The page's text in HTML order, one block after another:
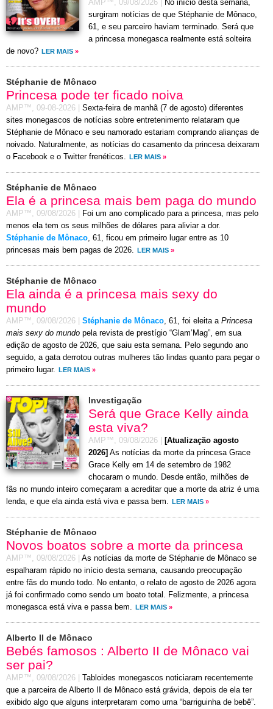
AMP™, 09/08/2026
No início desta semana,
surgiram notícias de que Stéphanie de Mônaco,
61, e seu parceiro haviam terminado. Será que
a princesa monegasca realmente está solteira
de novo? LER MAIS »
Stéphanie de Mônaco
Princesa pode ter ficado noiva
AMP™, 09-08-2026
Sexta-feira de manhã (7 de agosto) diferentes
sites monegascos de notícias sobre entretenimento relataram que
Stéphanie de Mônaco e seu namorado estariam comprando alianças de
noivado. Naturalmente, as notícias do casamento da princesa deixaram
o Facebook e o Twitter frenéticos.
LER MAIS »
Stéphanie de Mônaco
Ela é a princesa mais bem paga do mundo
AMP™, 09/08/2026
Foi um ano complicado para a princesa, mas pelo
menos ela tem os seus milhões de dólares para aliviar a dor.
Stéphanie de Mônaco, 61, ficou em primeiro lugar entre as 10
princesas mais bem pagas de 2026.
LER MAIS »
Stéphanie de Mônaco
Ela ainda é a princesa mais sexy do
mundo
AMP™, 09/08/2026 Stéphanie de Mônaco, 61, foi eleita a Princesa
mais sexy do mundo pela revista de prestígio “Glam’Mag”, em sua
edição de agosto de 2026, que saiu esta semana. Pelo segundo ano
seguido, a gata derrotou outras mulheres tão lindas quanto para pegar o
primeiro lugar.
LER MAIS »
Investigação
Será que Grace Kelly ainda
esta viva?
AMP™, 09/08/2026
[Atualização agosto
2026] As notícias da morte da princesa Grace
Grace Kelly em 14 de setembro de 1982
chocaram o mundo. Desde então, milhões de
fãs no mundo inteiro começaram a acreditar que a morte da atriz é uma
lenda, e que ela ainda está viva e passa bem.
LER MAIS »
Stéphanie de Mônaco
Novos boatos sobre a morte da princesa
AMP™, 09/08/2026
As notícias da morte de Stéphanie de Mônaco se
espalharam rápido no início desta semana, causando preocupação
entre fãs do mundo todo. No entanto, o relato de agosto de 2026 agora
já foi confirmado como sendo um boato total. Felizmente, a princesa
monegasca está viva e passa bem.
LER MAIS »
Alberto II de Mônaco
Bebés famosos : Alberto II de Mônaco vai
ser pai?
AMP™, 09/08/2026
Tabloides monegascos noticiaram recentemente
que a parceira de Alberto II de Mônaco está grávida, depois de ela ter
exibido algo que alguns interpretaram como uma “barriguinha de bebê”.